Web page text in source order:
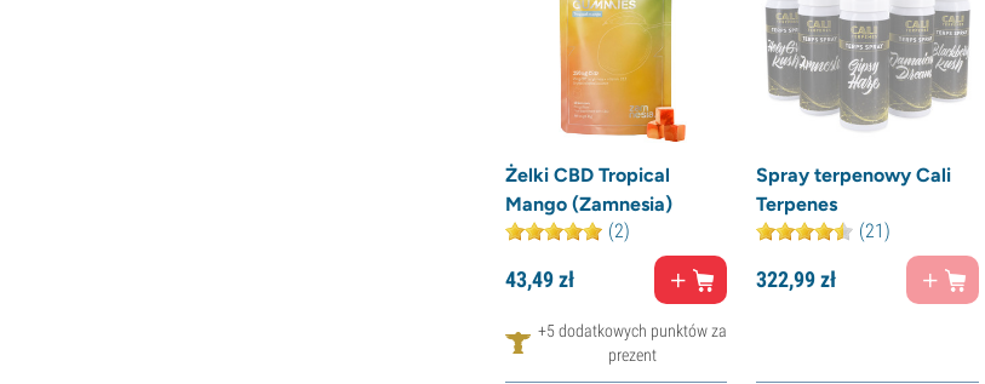
Żelki CBD Tropical
Mango (Zamnesia)
(2)
43,49zł
+5 dodatkowych punktów za
prezent
Spray terpenowy Cali
Terpenes
(21)
322,99zł